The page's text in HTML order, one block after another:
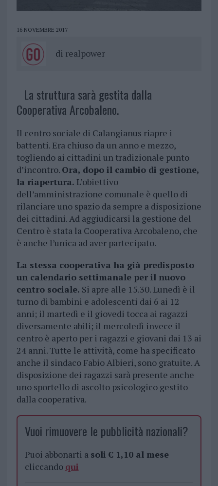
16 NOVEMBRE 2017
di realpower
La struttura sarà gestita dalla
Cooperativa Arcobaleno.
Il centro sociale di Calangianus riapre i
battenti. Era chiuso da un anno e mezzo,
togliendo ai cittadini un tradizionale punto
d’incontro. Ora, dopo il cambio di gestione,
la riapertura. L’obiettivo
dell’amministrazione comunale è quello di
rilanciare uno spazio da sempre a disposizione
dei cittadini. Ad aggiudicarsi la gestione del
Centro è stata la Cooperativa Arcobaleno, che
è anche l’unica ad aver partecipato.
La stessa cooperativa ha già predisposto
un calendario settimanale per il nuovo
centro sociale. Si apre alle 15.30. Lunedì è il
turno di bambini e adolescenti dai 6 ai 12
anni; il martedì e il giovedi tocca ai ragazzi
diversamente abili; il mercoledì invece il
centro è aperto per i ragazzi e giovani dai 13 ai
24 anni. Tutte le attività, come ha specificato
anche il sindaco Fabio Albieri, sono gratuite. A
disposizione dei ragazzi sarà presente anche
uno sportello di ascolto psicologico gestito
dalla cooperativa.
Vuoi rimuovere le pubblicità nazionali?
Puoi abbonarti a soli € 1,10 al mese
cliccando qui